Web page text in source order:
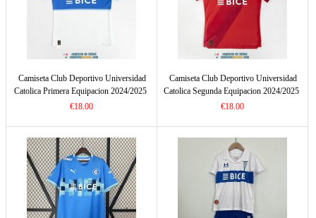
Camiseta Club Deportivo Universidad
Catolica Primera Equipacion 2024/2025
€18.00
Camiseta Club Deportivo Universidad
Catolica Segunda Equipacion 2024/2025
€18.00